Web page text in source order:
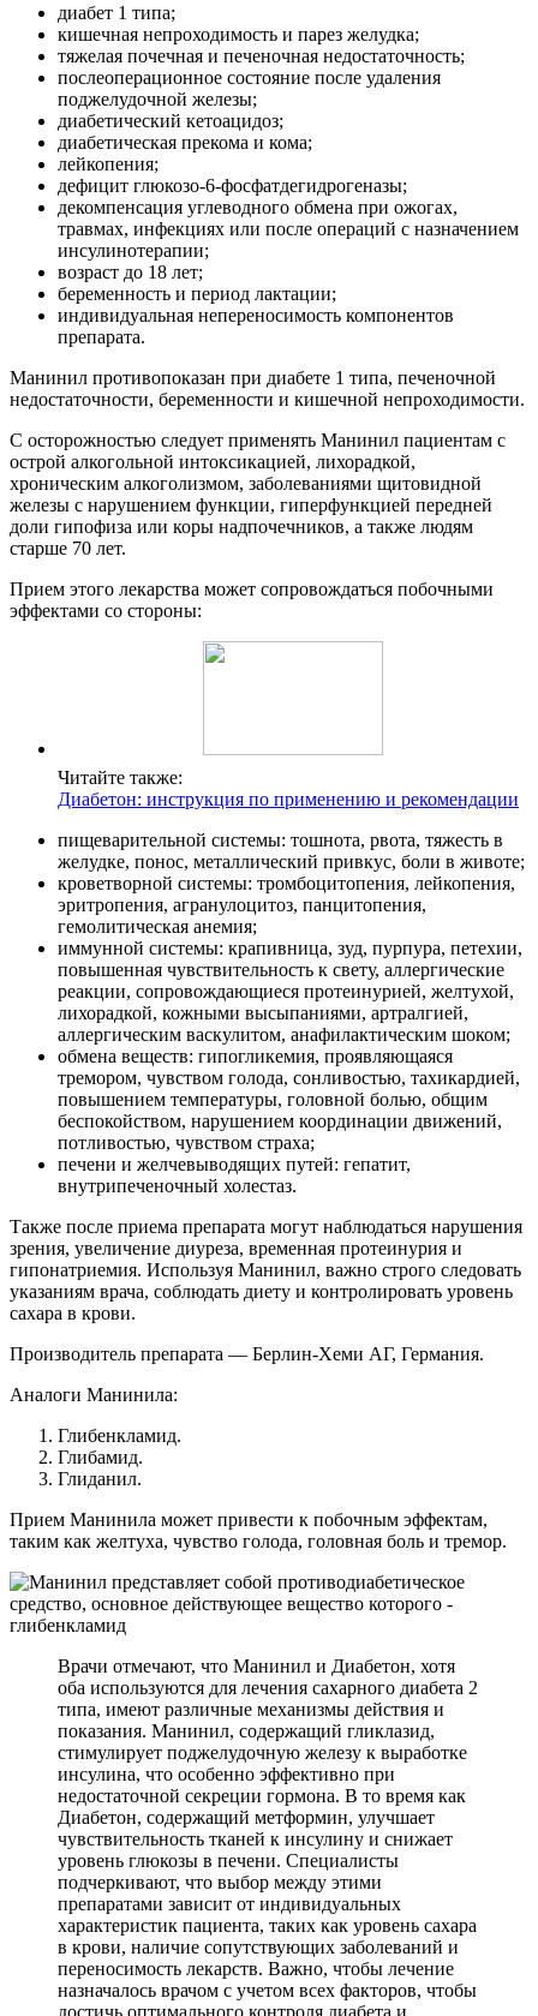
диабет 1 типа;
кишечная непроходимость и парез желудка;
тяжелая почечная и печеночная недостаточность;
послеоперационное состояние после удаления
поджелудочной железы;
диабетический кетоацидоз;
диабетическая прекома и кома;
лейкопения;
дефицит глюкозо-6-фосфатдегидрогеназы;
декомпенсация углеводного обмена при ожогах,
травмах, инфекциях или после операций с назначением
инсулинотерапии;
возраст до 18 лет;
беременность и период лактации;
индивидуальная непереносимость компонентов
препарата.
Манинил противопоказан при диабете 1 типа, печеночной
недостаточности, беременности и кишечной непроходимости.
С осторожностью следует применять Манинил пациентам с
острой алкогольной интоксикацией, лихорадкой,
хроническим алкоголизмом, заболеваниями щитовидной
железы с нарушением функции, гиперфункцией передней
доли гипофиза или коры надпочечников, а также людям
старше 70 лет.
Прием этого лекарства может сопровождаться побочными
эффектами со стороны:
Читайте также:
Диабетон: инструкция по применению и рекомендации
пищеварительной системы: тошнота, рвота, тяжесть в
желудке, понос, металлический привкус, боли в животе;
кроветворной системы: тромбоцитопения, лейкопения,
эритропения, агранулоцитоз, панцитопения,
гемолитическая анемия;
иммунной системы: крапивница, зуд, пурпура, петехии,
повышенная чувствительность к свету, аллергические
реакции, сопровождающиеся протеинурией, желтухой,
лихорадкой, кожными высыпаниями, артралгией,
аллергическим васкулитом, анафилактическим шоком;
обмена веществ: гипогликемия, проявляющаяся
тремором, чувством голода, сонливостью, тахикардией,
повышением температуры, головной болью, общим
беспокойством, нарушением координации движений,
потливостью, чувством страха;
печени и желчевыводящих путей: гепатит,
внутрипеченочный холестаз.
Также после приема препарата могут наблюдаться нарушения
зрения, увеличение диуреза, временная протеинурия и
гипонатриемия. Используя Манинил, важно строго следовать
указаниям врача, соблюдать диету и контролировать уровень
сахара в крови.
Производитель препарата — Берлин-Хеми АГ, Германия.
Аналоги Манинила:
Глибенкламид.
Глибамид.
Глиданил.
Прием Манинила может привести к побочным эффектам,
таким как желтуха, чувство голода, головная боль и тремор.
Врачи отмечают, что Манинил и Диабетон, хотя
оба используются для лечения сахарного диабета 2
типа, имеют различные механизмы действия и
показания. Манинил, содержащий гликлазид,
стимулирует поджелудочную железу к выработке
инсулина, что особенно эффективно при
недостаточной секреции гормона. В то время как
Диабетон, содержащий метформин, улучшает
чувствительность тканей к инсулину и снижает
уровень глюкозы в печени. Специалисты
подчеркивают, что выбор между этими
препаратами зависит от индивидуальных
характеристик пациента, таких как уровень сахара
в крови, наличие сопутствующих заболеваний и
переносимость лекарств. Важно, чтобы лечение
назначалось врачом с учетом всех факторов, чтобы
достичь оптимального контроля диабета и